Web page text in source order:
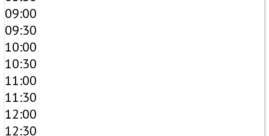
09:00
09:30
10:00
10:30
11:00
11:30
12:00
12:30